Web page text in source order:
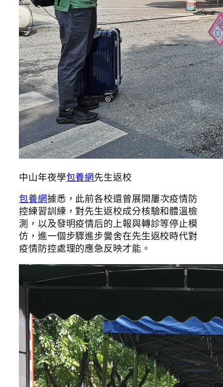
中山年夜學包養網先生返校
包養網據悉，此前各校還曾展開屢次疫情防
控練習訓練，對先生返校成分核驗和體溫檢
測，以及發明疫情后的上報與轉診等停止模
仿，進一個步驟進步黌舍在先生返校時代對
疫情防控處理的應急反映才能。